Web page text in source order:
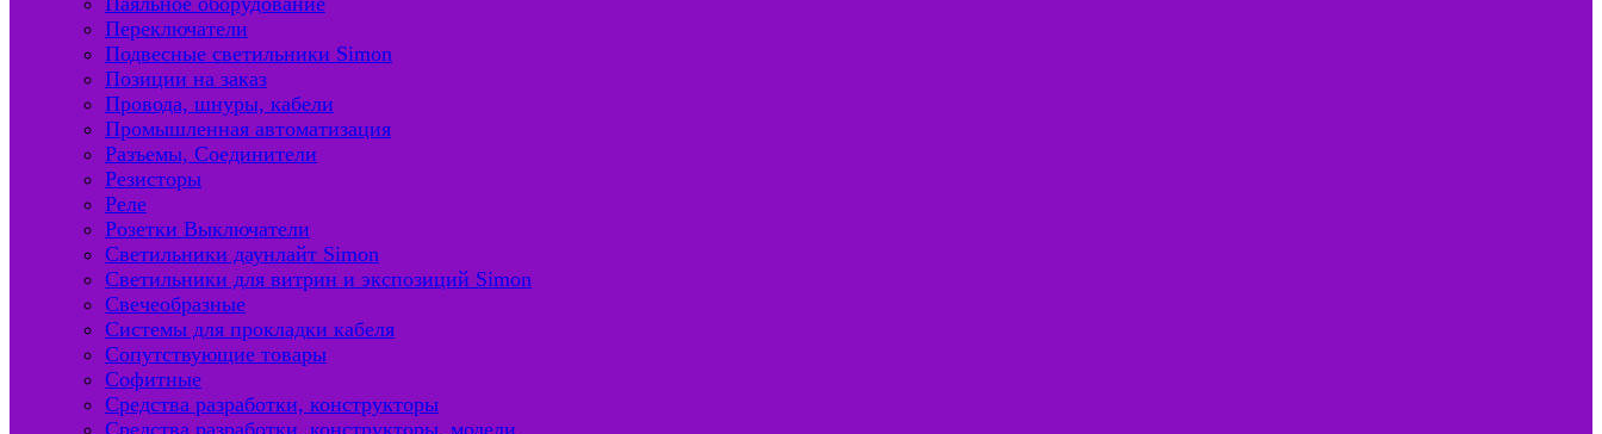
Переключатели
Подвесные светильники Simon
Позиции на заказ
Провода, шнуры, кабели
Промышленная автоматизация
Разъемы, Соединители
Резисторы
Реле
Розетки Выключатели
Светильники даунлайт Simon
Светильники для витрин и экспозиций Simon
Свечеобразные
Системы для прокладки кабеля
Сопутствующие товары
Софитные
Средства разработки, конструкторы
Средства разработки, конструкторы, модели